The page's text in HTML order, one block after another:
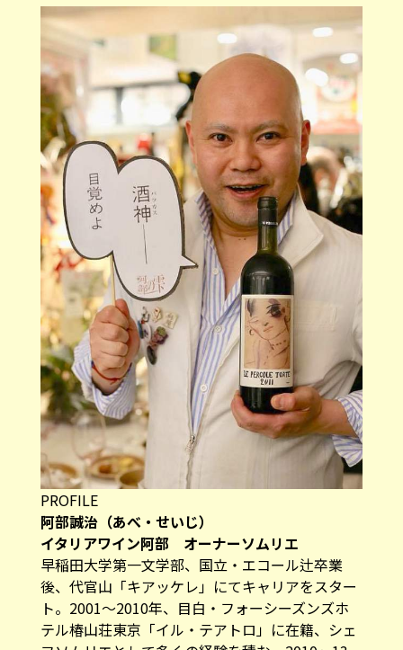
PROFILE
阿部誠治（あべ・せいじ）
イタリアワイン阿部 オーナーソムリエ
早稲田大学第一文学部、国立・エコール辻卒業
後、代官山「キアッケレ」にてキャリアをスター
ト。2001～2010年、目白・フォーシーズンズホ
テル椿山荘東京「イル・テアトロ」に在籍、シェ